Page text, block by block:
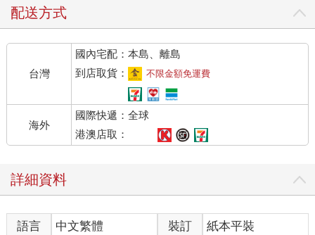
配送方式
台灣
國內宅配：本島、離島
到店取貨：
不限金額免運費
海外
國際快遞：全球
港澳店取：
詳細資料
語言 中文繁體 裝訂
紙本平裝